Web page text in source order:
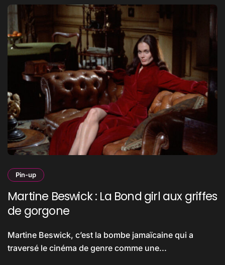
Pin-up
Martine Beswick : La Bond girl aux griffes
de gorgone
Martine Beswick, c’est la bombe jamaïcaine qui a
traversé le cinéma de genre comme une...